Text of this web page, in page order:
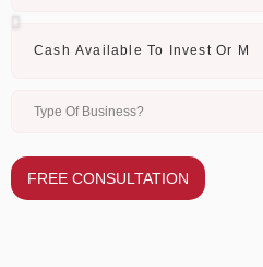
FREE CONSULTATION